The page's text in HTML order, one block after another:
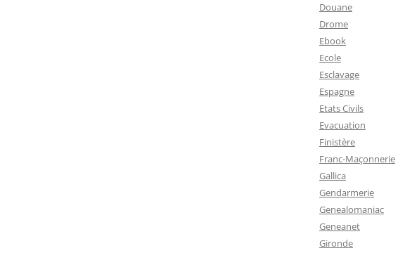
Douane
Drome
Ebook
Ecole
Esclavage
Espagne
Etats Civils
Evacuation
Finistère
Franc-Maçonnerie
Gallica
Gendarmerie
Genealomaniac
Geneanet
Gironde